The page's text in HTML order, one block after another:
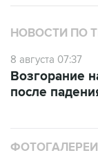
НОВОСТИ ПО
8 августа 07:37
Возгорание
после
ФОТОГАЛЕРЕИ